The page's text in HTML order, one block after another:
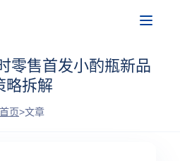
零售首发小酌瓶新品
略拆解
首页>文章